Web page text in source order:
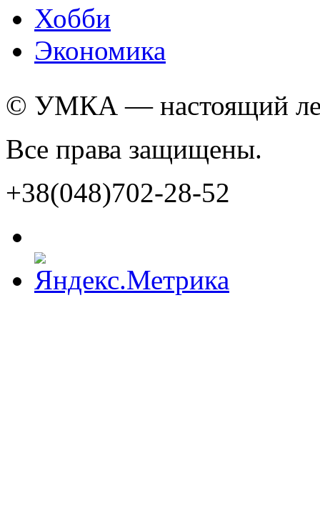
Хобби
Экономика
© УМКА — настоящий
Все права защищены.
+38(048)702-28-52